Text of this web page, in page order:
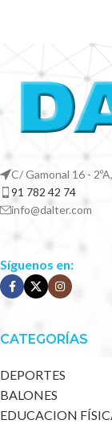
C/ Gamonal 16 -
91 782 42 74
info@dalter.com
Síguenos en:
CATEGORÍAS
DEPORTES
BALONES
EDUCACION